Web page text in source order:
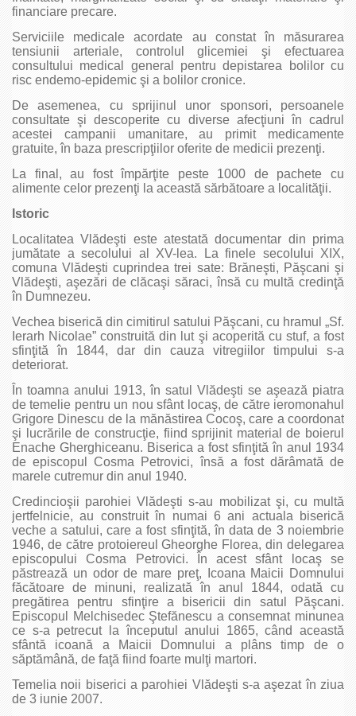
financiare precare.
Serviciile medicale acordate au constat în măsurarea
tensiunii arteriale, controlul glicemiei şi efectuarea
consultului medical general pentru depistarea bolilor cu
risc endemo-epidemic şi a bolilor cronice.
De asemenea, cu sprijinul unor sponsori, persoanele
consultate şi descoperite cu diverse afecţiuni în cadrul
acestei campanii umanitare, au primit medicamente
gratuite, în baza prescripţiilor oferite de medicii prezenţi.
La final, au fost împărţite peste 1000 de pachete cu
alimente celor prezenţi la această sărbătoare a localităţii.
Istoric
Localitatea Vlădeşti este atestată documentar din prima
jumătate a secolului al XV-lea. La finele secolului XIX,
comuna Vlădeşti cuprindea trei sate: Brăneşti, Păşcani şi
Vlădeşti, aşezări de clăcaşi săraci, însă cu multă credinţă
în Dumnezeu.
Vechea biserică din cimitirul satului Păşcani, cu hramul „Sf.
Ierarh Nicolae” construită din lut şi acoperită cu stuf, a fost
sfinţită în 1844, dar din cauza vitregiilor timpului s-a
deteriorat.
În toamna anului 1913, în satul Vlădeşti se aşează piatra
de temelie pentru un nou sfânt locaş, de către ieromonahul
Grigore Dinescu de la mănăstirea Cocoş, care a coordonat
şi lucrările de construcţie, fiind sprijinit material de boierul
Enache Gherghiceanu. Biserica a fost sfinţită în anul 1934
de episcopul Cosma Petrovici, însă a fost dărâmată de
marele cutremur din anul 1940.
Credincioşii parohiei Vlădeşti s-au mobilizat şi, cu multă
jertfelnicie, au construit în numai 6 ani actuala biserică
veche a satului, care a fost sfinţită, în data de 3 noiembrie
1946, de către protoiereul Gheorghe Florea, din delegarea
episcopului Cosma Petrovici. În acest sfânt locaş se
păstrează un odor de mare preţ, Icoana Maicii Domnului
făcătoare de minuni, realizată în anul 1844, odată cu
pregătirea pentru sfinţire a bisericii din satul Păşcani.
Episcopul Melchisedec Ştefănescu a consemnat minunea
ce s-a petrecut la începutul anului 1865, când această
sfântă icoană a Maicii Domnului a plâns timp de o
săptămână, de faţă fiind foarte mulţi martori.
Temelia noii biserici a parohiei Vlădeşti s-a aşezat în ziua
de 3 iunie 2007.